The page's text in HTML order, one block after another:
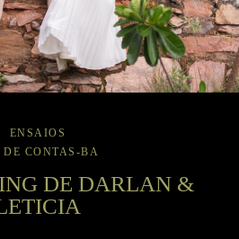
ENSAIOS
DE CONTAS-BA
DE DARLAN &